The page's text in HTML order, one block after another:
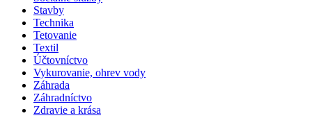
Stavby
Technika
Tetovanie
Textil
Účtovníctvo
Vykurovanie, ohrev vody
Záhrada
Záhradníctvo
Zdravie a krása